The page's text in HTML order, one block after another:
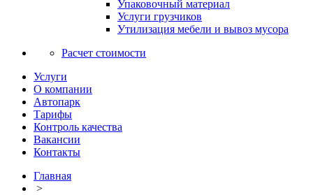
Упаковочный материал
Услуги грузчиков
Утилизация мебели и вывоз мусора
Расчет стоимости
Услуги
О компании
Автопарк
Тарифы
Контроль качества
Вакансии
Контакты
Главная
>